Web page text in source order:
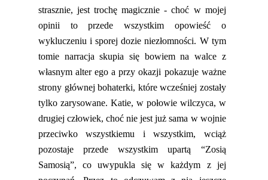
strasznie, jest trochę magicznie- choć w mojej
opinii to przede wszystkim opowieść o
wykluczeniu i sporej dozie niezłomności. W tym
tomie narracja skupia się bowiem na walce z
własnym alter ego a przy okazji pokazuje ważne
strony głównej bohaterki, które wcześniej zostały
tylko zarysowane. Katie, w połowie wilczyca, w
drugiej człowiek, choć nie jest już sama w wojnie
przeciwko wszystkiemu i wszystkim, wciąż
pozostaje przede wszystkim upartą “Zosią
Samosią”, co uwypukla się w każdym z jej